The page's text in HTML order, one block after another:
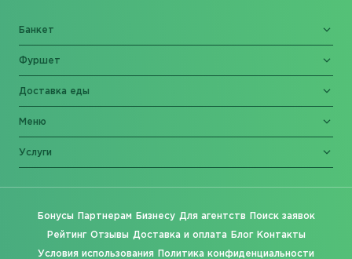
Банкет
Фуршет
Доставка еды
Меню
Услуги
Бонусы Партнерам Бизнесу Для агентств Поиск заявок
Рейтинг Отзывы Доставка и оплата Блог Контакты
Условия использования Политика конфиденциальности